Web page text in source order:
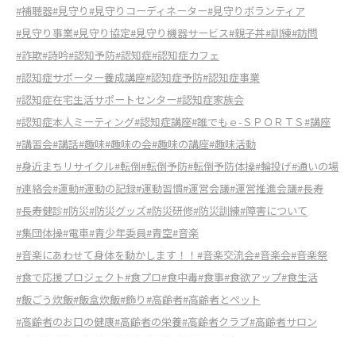
#補聴器#見守り#見守りコーディネーター#見守りボランティア
#見守り事業#見守り協定#見守り機器サービス#親子丼#訓練#訪問
#詐欺#詩吟#認知予防#認知症#認知症カフェ
#認知症サポーター養成講座#認知症予防#認知症事業
#認知症在宅生活サポートセンター#認知症家族会
#認知症本人ミーティング#認知症講座#誰でもｅ-ＳＰＯＲＴＳ#講座
#講習会#講話#趣味#趣味の会#趣味の講座#趣味活動
#身近まちリサイクル#転倒#転倒予防#転倒予防体操#輪投げ#通いの場
#連絡会#運動#運動の記録#運動習慣#運営会議#運営推進会議#長寿
#長寿健診#防災#防災グッズ#防災研修#防災訓練#障害について
#集団体操#電車#青少年委員#青空#音楽
#音楽にあわせて身体を動かします！！ #音楽交流会#音楽会#音楽祭
#食で応援プロジェクト#食プロ#食中毒#食事#食欲アップ#食生活
#飯ごう炊飯#飯盒炊飯#飾り#高齢者#高齢者とペット
#高齢者のお口の健康#高齢者の栄養#高齢者クラブ#高齢者サロン